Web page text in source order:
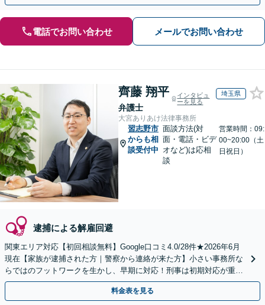
電話でお問い合わせ メールでお問い合わせ
齊藤 翔平
弁護士
インタビュ
ーを見る
埼玉県
大宮ありあけ法律事務所
習志野市
からも相
談受付中
面談方法(対
面・電話・ビデ
オなど)は応相
談
営業時間：09:
00~20:00（土
日祝日）
逮捕による解雇回避
関東エリア対応【初回相談無料】Google口コミ4.0/28件★2026年6月
現在【家族が逮捕された方｜警察から連絡が来た方】小さい事務所な
らではのフットワークを生かし、早期に対応！刑事は初期対応が重要
なため、早めに弁護士にご相談ください
料金表を見る